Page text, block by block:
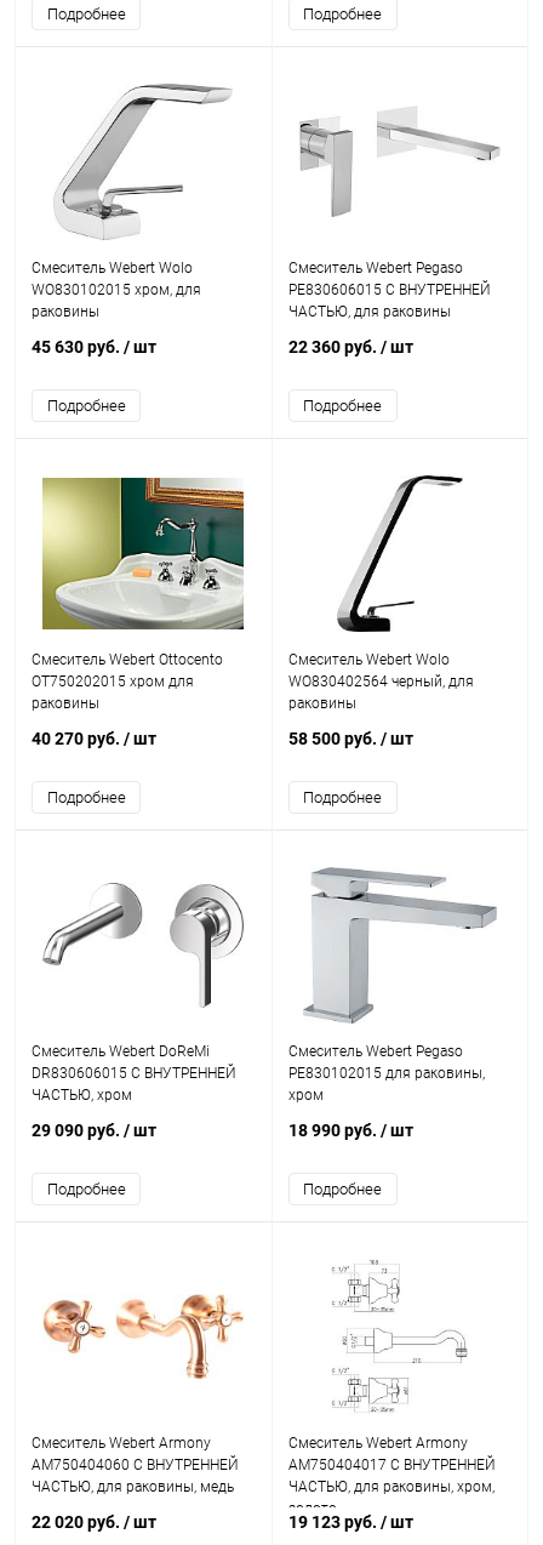
Подробнее Подробнее
Смеситель Webert Wolo
WO830102015 хром, для
раковины
45 630 руб. / шт
Подробнее
Смеситель Webert Pegaso
PE830606015 С ВНУТРЕННЕЙ
ЧАСТЬЮ, для раковины
22 360 руб. / шт
Подробнее
Смеситель Webert Ottocento
OT750202015 хром для
раковины
40 270 руб. / шт
Подробнее
Смеситель Webert Wolo
WO830402564 черный, для
раковины
58 500 руб. / шт
Подробнее
Смеситель Webert DoReMi
DR830606015 С ВНУТРЕННЕЙ
ЧАСТЬЮ, хром
29 090 руб. / шт
Подробнее
Смеситель Webert Pegaso
PE830102015 для раковины,
хром
18 990 руб. / шт
Подробнее
Смеситель Webert Armony
AM750404060 С ВНУТРЕННЕЙ
ЧАСТЬЮ, для раковины, медь
22 020 руб. / шт
Смеситель Webert Armony
AM750404017 С ВНУТРЕННЕЙ
ЧАСТЬЮ, для раковины, хром,
золото
19 123 руб. / шт